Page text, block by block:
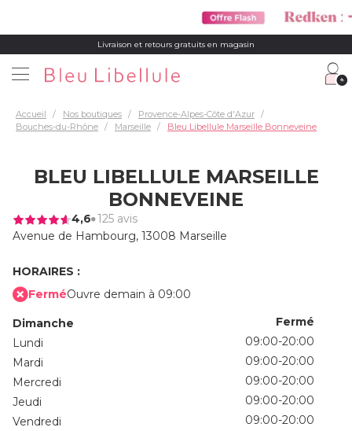
Livraison et retours gratuits en magasin
Accueil Nos boutiques
Provence-Alpes-Côte d'Azur
Bouches-du-Rhône
Marseille Bleu Libellule Marseille Bonneveine
BLEU LIBELLULE MARSEILLE
BONNEVEINE
4,6 125 avis
Avenue de Hambourg, 13008 Marseille
HORAIRES :
FerméOuvre demain à 09:00
Dimanche
Fermé
Lundi
09:00-20:00
Mardi
09:00-20:00
Mercredi
09:00-20:00
Jeudi
09:00-20:00
Vendredi
09:00-20:00